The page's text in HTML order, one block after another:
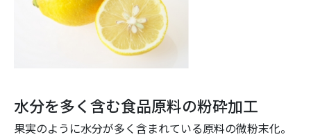
水分を多く含む食品原料の粉砕加工
果実のように水分が多く含まれている原料の微粉末化。